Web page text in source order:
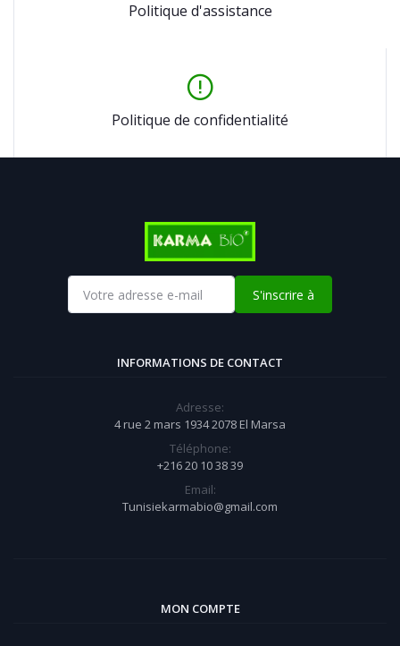
Politique d'assistance
Politique de confidentialité
S'inscrire à
INFORMATIONS DE CONTACT
Adresse:
4 rue 2 mars 1934 2078 El Marsa
Téléphone:
+216 20 10 38 39
Email:
Tunisiekarmabio@gmail.com
MON COMPTE